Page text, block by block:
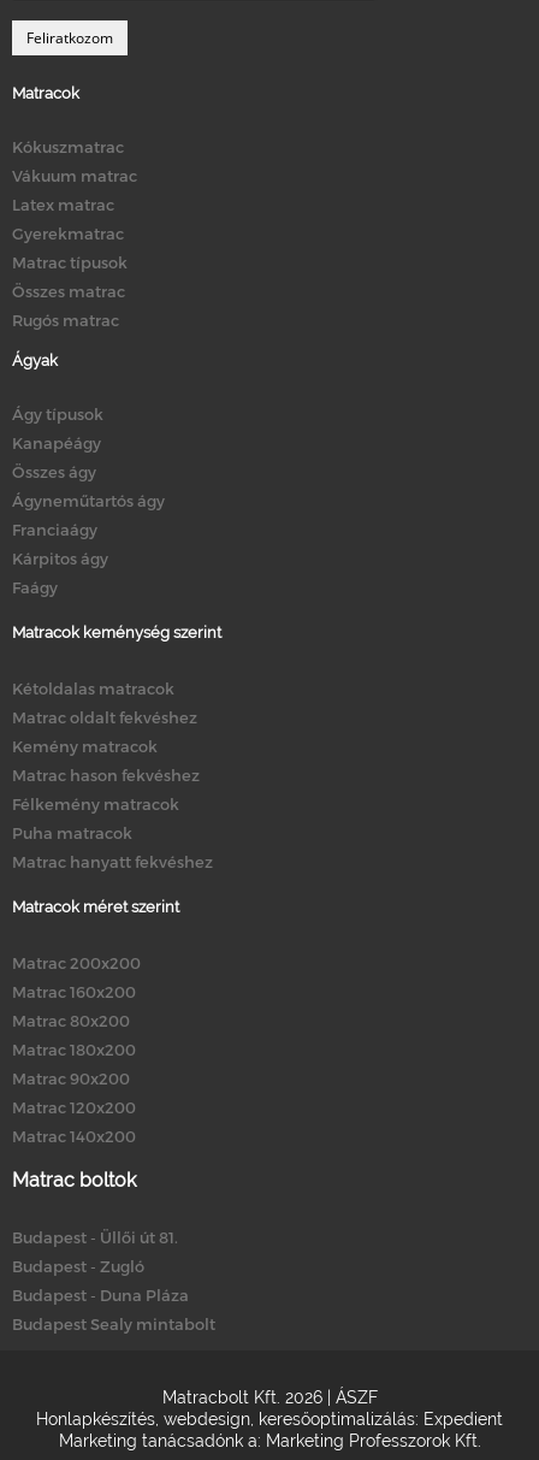
Matracok
Kókuszmatrac
Vákuum matrac
Latex matrac
Gyerekmatrac
Matrac típusok
Összes matrac
Rugós matrac
Ágyak
Ágy típusok
Kanapéágy
Összes ágy
Ágyneműtartós ágy
Franciaágy
Kárpitos ágy
Faágy
Matracok keménység szerint
Kétoldalas matracok
Matrac oldalt fekvéshez
Kemény matracok
Matrac hason fekvéshez
Félkemény matracok
Puha matracok
Matrac hanyatt fekvéshez
Matracok méret szerint
Matrac 200x200
Matrac 160x200
Matrac 80x200
Matrac 180x200
Matrac 90x200
Matrac 120x200
Matrac 140x200
Matrac boltok
Budapest - Üllői út 81.
Budapest - Zugló
Budapest - Duna Pláza
Budapest Sealy mintabolt
Matracbolt Kft. 2026 | ÁSZF
Honlapkészítés webdesign keresőoptimalizálás: Expedient
Marketing tanácsadónk a: Marketing Professzorok Kft.